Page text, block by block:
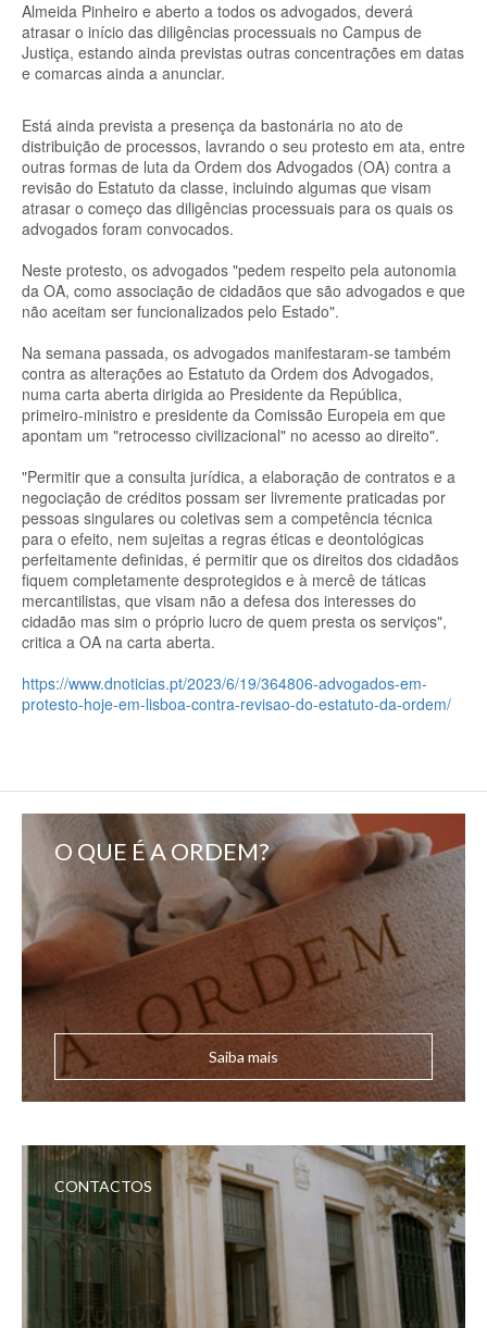
Almeida Pinheiro e aberto a todos os advogados, deverá
atrasar o início das diligências processuais no Campus de
Justiça, estando ainda previstas outras concentrações em datas
e comarcas ainda a anunciar.
Está ainda prevista a presença da bastonária no ato de
distribuição de processos, lavrando o seu protesto em ata, entre
outras formas de luta da Ordem dos Advogados (OA) contra a
revisão do Estatuto da classe, incluindo algumas que visam
atrasar o começo das diligências processuais para os quais os
advogados foram convocados.
Neste protesto, os advogados "pedem respeito pela autonomia
da OA, como associação de cidadãos que são advogados e que
não aceitam ser funcionalizados pelo Estado".
Na semana passada, os advogados manifestaram-se também
contra as alterações ao Estatuto da Ordem dos Advogados,
numa carta aberta dirigida ao Presidente da República,
primeiro-ministro e presidente da Comissão Europeia em que
apontam um "retrocesso civilizacional" no acesso ao direito".
"Permitir que a consulta jurídica, a elaboração de contratos e a
negociação de créditos possam ser livremente praticadas por
pessoas singulares ou coletivas sem a competência técnica
para o efeito, nem sujeitas a regras éticas e deontológicas
perfeitamente definidas, é permitir que os direitos dos cidadãos
fiquem completamente desprotegidos e à mercê de táticas
mercantilistas, que visam não a defesa dos interesses do
cidadão mas sim o próprio lucro de quem presta os serviços",
critica a OA na carta aberta.
https://www.dnoticias.pt/2023/6/19/364806-advogados-em-
protesto-hoje-em-lisboa-contra-revisao-do-estatuto-da-ordem/
O QUE É A ORDEM?
Saiba mais
CONTACTOS